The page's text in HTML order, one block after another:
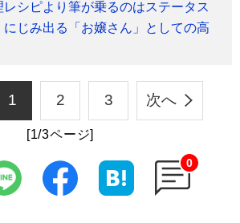
レシピより筆が乗るのはステータス
じみ出る「お嬢さん」としての高
1 2 3 次へ
[1/3ページ]
0